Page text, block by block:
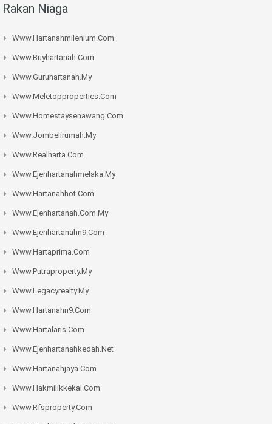
Rakan Niaga
Www.hartanahmilenium.com
Www.buyhartanah.com
Www.guruhartanah.my
Www.meletopproperties.com
Www.homestaysenawang.com
Www.jombelirumah.my
Www.realharta.com
Www.ejenhartanahmelaka.my
Www.hartanahhot.com
Www.ejenhartanah.com.my
Www.ejenhartanahn9.com
Www.hartaprima.com
Www.putraproperty.my
Www.legacyrealty.my
Www.hartanahn9.com
Www.hartalaris.com
Www.ejenhartanahkedah.net
Www.hartanahjaya.com
Www.hakmilikkekal.com
Www.rfsproperty.com